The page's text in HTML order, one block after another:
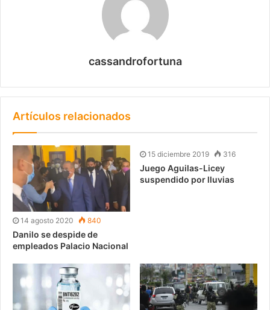
cassandrofortuna
Artículos relacionados
14 agosto 2020 840
Danilo se despide de
empleados Palacio Nacional
15 diciembre 2019 316
Juego Aguilas-Licey
suspendido por lluvias